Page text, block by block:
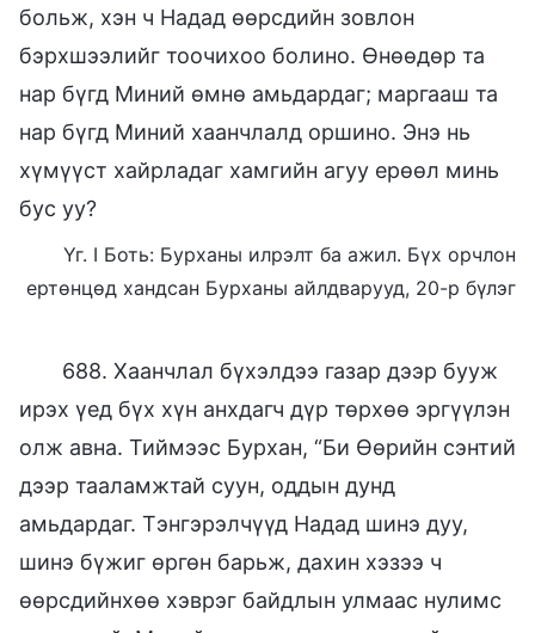
больж, хэн ч Надад өөрсдийн зовлон
бэрхшээлийг тоочихоо болино. Өнөөдөр та
нар бүгд Миний өмнө амьдардаг; маргааш та
нар бүгд Миний хаанчлалд оршино. Энэ нь
хүмүүст хайрладаг хамгийн агуу ерөөл минь
бус уу?
Үг. I Боть: Бурханы илрэлт ба ажил. Бүх орчлон
ертөнцөд хандсан Бурханы айлдварууд, 20-р бүлэг
688. Хаанчлал бүхэлдээ газар дээр бууж
ирэх үед бүх хүн анхдагч дүр төрхөө эргүүлэн
олж авна. Тиймээс Бурхан, “Би Өөрийн сэнтий
дээр тааламжтай суун, оддын дунд
амьдардаг. Тэнгэрэлчүүд Надад шинэ дуу,
шинэ бүжиг өргөн барьж, дахин хэзээ ч
өөрсдийнхөө хэврэг байдлын улмаас нулимс